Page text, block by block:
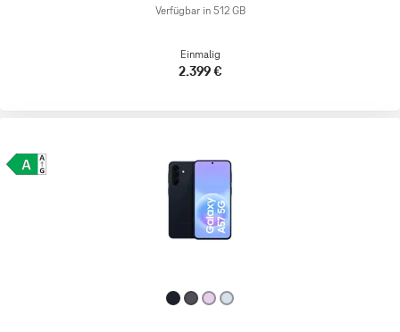
Verfügbar in 512 GB
Einmalig
2.399 €